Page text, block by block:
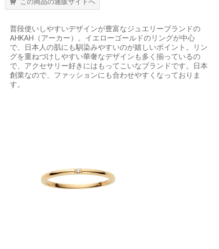
普段使いしやすいデザインが豊富なジュエリーブランドの
AHKAH（アーカー）。イエローゴールドのリングが中心
で、日本人の肌にも馴染みやすいのが嬉しいポイント。リン
グを重ねづけしやすい華奢なデザインも多く揃っているの
で、アクセサリー好きにはもってこいなブランドです。日本
創業なので、ファッションにも合わせやすくなっておりま
す。